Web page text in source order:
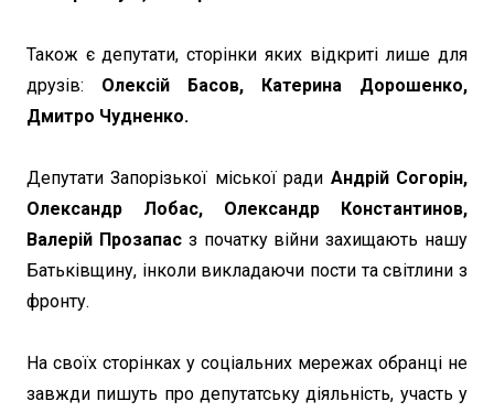
Також є депутати, сторінки яких відкриті лише для
друзів: Олексій Басов, Катерина Дорошенко,
Дмитро Чудненко.
Депутати Запорізької міської ради Андрій Согорін,
Олександр Лобас, Олександр Константинов,
Валерій Прозапасз початку війни захищають нашу
Батьківщину, інколи викладаючи пости та світлини з
фронту.
На своїх сторінках у соціальних мережах обранці не
завжди пишуть про депутатську діяльність, участь у